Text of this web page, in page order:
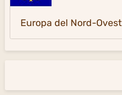
Europa del Nord-Ovest